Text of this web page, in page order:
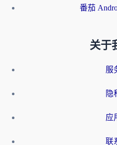
番茄
关于
服
隐
应
联